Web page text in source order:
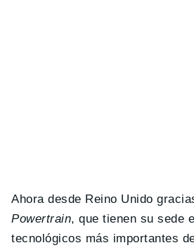
Ahora desde Reino Unido
Powertrain, que tienen su sede
tecnológicos más importantes